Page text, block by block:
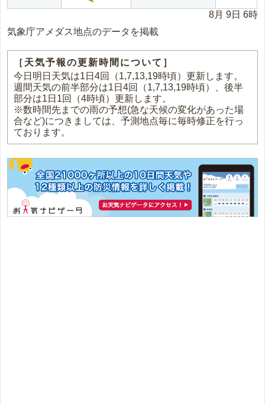
8月 9日 6時
気象庁アメダス地点のデータを掲載
［天気予報の更新時間について］
今日明日天気は1日4回（1,7,13,19時頃）更新します。
週間天気の前半部分は1日4回（1,7,13,19時頃）、後半
部分は1日1回（4時頃）更新します。
※数時間先までの雨の予想(急な天候の変化があった場
合など)につきましては、予測地点毎に毎時修正を行っ
ております。